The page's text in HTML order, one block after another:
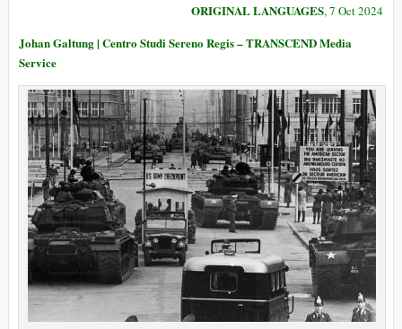
ORIGINAL LANGUAGES, 7 Oct 2024
Johan Galtung | Centro Studi Sereno Regis – TRANSCEND Media
Service